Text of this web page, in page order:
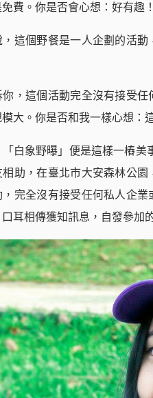
費。你是否會心想：好有趣
這個野餐是一人企劃的活
你，這個活動完全沒有接受
大。你是否和我一樣心想：
白象野曝」便是這樣一樁美
助，在臺北市大安森林公園
，完全沒有接受任何私人企
耳相傳獲知訊息，自發參加